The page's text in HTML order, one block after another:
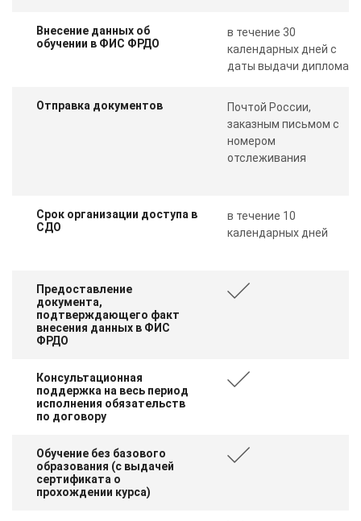
Внесение данных об
обучении в ФИС ФРДО
в течение 30
календарных дней с
даты выдачи диплома
Отправка документов
Почтой России,
заказным письмом с
номером
отслеживания
Срок организации доступа в
СДО
в течение 10
календарных дней
Предоставление
документа,
подтверждающего факт
внесения данных в ФИС
ФРДО
Консультационная
поддержка на весь период
исполнения обязательств
по договору
Обучение без базового
образования (с выдачей
сертификата о
прохождении курса)